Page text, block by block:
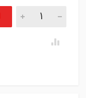
مهره چرخ النترا تعداد